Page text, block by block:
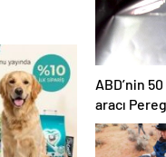
ABD’nin
aracı
düştü